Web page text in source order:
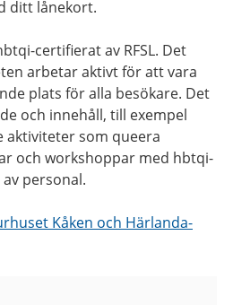
ditt lånekort.
certifierat av RFSL. Det
arbetar aktivt för att vara
plats för alla besökare. Det
och innehåll, till exempel
aktiviteter som queera
och workshoppar med hbtqi-
personal.
Kåken och Härlanda-